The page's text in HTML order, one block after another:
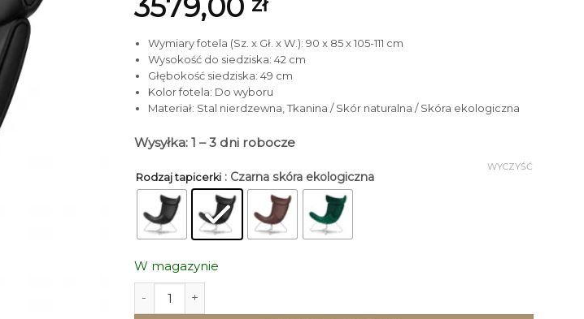
Wymiary fotela (Sz. x Gł. x W.): 90 x 85 x 105-111 cm
Wysokość do siedziska: 42 cm
Głębokość siedziska: 49 cm
Kolor fotela: Do wyboru
Materiał: Stal nierdzewna, Tkanina / Skór naturalna / Skóra ekologiczna
Wysyłka: 1 – 3 dni robocze
Rodzaj tapicerki : Czarna skóra ekologiczna
WYCZYŚĆ
W magazynie
ilość FOTEL Larvik na srebrnym metalowym stelażu, industrialny styl,